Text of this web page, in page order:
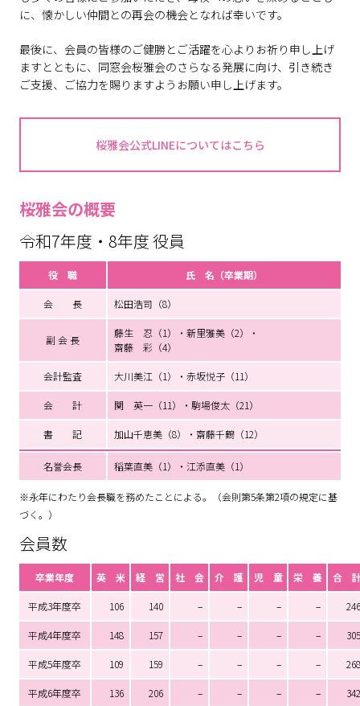
に、懐かしい仲間との再会の機会となれば幸いです。
最後に、会員の皆様のご健勝とご活躍を心よりお祈り申し上げ
ますとともに、同窓会桜雅会のさらなる発展に向け、引き続き
ご支援、ご協力を賜りますようお願い申し上げます。
桜雅会公式LINEについてはこちら
桜雅会の概要
令和7年度・8年度 役員
役 職 氏 名（卒業期）
会 長 松田浩司（8）
副 会 長
藤生 忍（1）・新里雅美（2）・
齋藤 彩（4）
会計監査 大川美江（1）・赤坂悦子（11）
会 計 関 英一（11）・駒場俊太（21）
書 記 加山千恵美（8）・齋藤千鶴（12）
名誉会長 稲葉直美（1）・江添直美（1）
※永年にわたり会長職を務めたことによる。（会則第5条第2項の規定に基
づく。）
会員数
卒業年度 英 米 経 営 社 会 介 護 児 童 栄 養 合
平成3年度卒 106 140 – – – – 246
平成4年度卒 148 157 – – – – 305
平成5年度卒 109 159 – – – – 268
平成6年度卒 136 206 – – – – 342